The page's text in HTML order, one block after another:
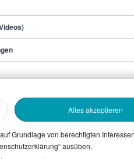
Alles akzeptieren
Grundlage von berechtigten
ausüben.